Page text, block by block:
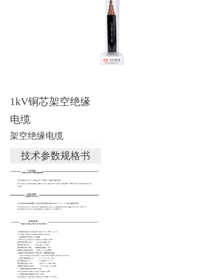
1kV铜芯架空绝缘
电缆
架空绝缘电缆
技术参数规格书